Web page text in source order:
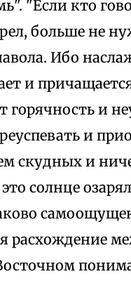
"Если кто
больше не
Ибо
и
и
и
скудных и
солнце
расхождение